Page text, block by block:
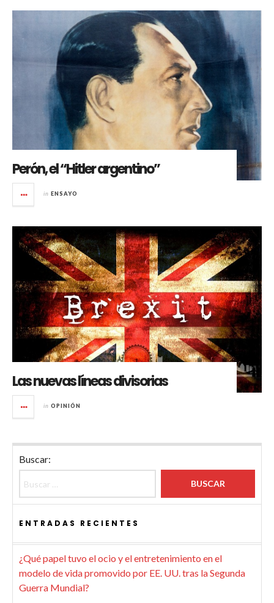
Perón, el “Hitler argentino”
in ENSAYO
Las nuevas líneas divisorias
in OPINIÓN
Buscar:
ENTRADAS RECIENTES
¿Qué papel tuvo el ocio y el entretenimiento en el
modelo de vida promovido por EE. UU. tras la Segunda
Guerra Mundial?